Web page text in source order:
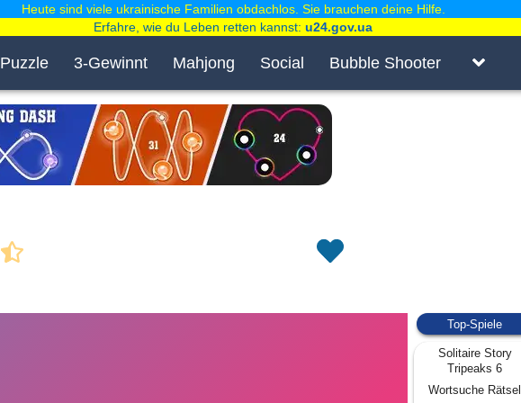
Puzzle 3-Gewinnt Mahjong Social Bubble Shooter
Top-Spiele
Solitaire Story
Tripeaks 6
Wortsuche Rätsel
Heute sind viele ukrainische Familien obdachlos. Sie brauchen deine Hilfe.
Erfahre, wie du Leben retten kannst: u24.gov.ua